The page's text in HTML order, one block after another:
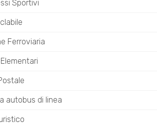
Sportivi
Ferroviaria
autobus di linea